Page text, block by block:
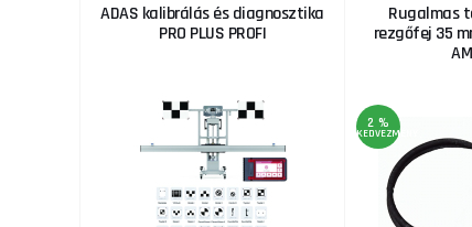
ADAS kalibrálás és diagnosztika
PRO PLUS PROFI
Rugalmas
rezgőfej 35
2 %
KEDVEZMÉNY